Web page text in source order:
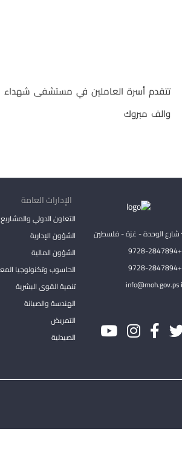
تتقدم أسرة العاملين في مستشفى شهداء
والف مبروك
شارع الوحدة - غزة - فلسطين
+9728-2847894
+9728-2847894
الإدارات العامة
التعاون الدولي والمشاريع
الشؤون الإدارية
الشؤون المالية
الحاسوب وتكنولوجيا
تنمية القوى البشرية
الهندسة والصيانة
التمريض
الصيدلية